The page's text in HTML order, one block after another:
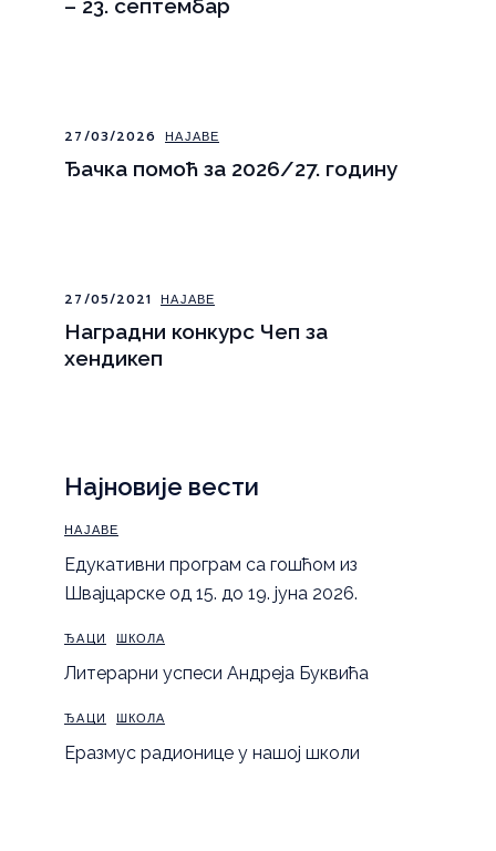
– 23. септембар
27/03/2026 НАЈАВЕ
Ђачка помоћ за 2026/27. годину
27/05/2021 НАЈАВЕ
Наградни конкурс Чеп за
хендикеп
Најновије вести
НАЈАВЕ
Eдукативни програм са гошћом из
Швајцарске од 15. до 19. јуна 2026.
ЂАЦИ ШКОЛА
Литерарни успеси Андреја Буквића
ЂАЦИ ШКОЛА
Еразмус радионице у нашој школи